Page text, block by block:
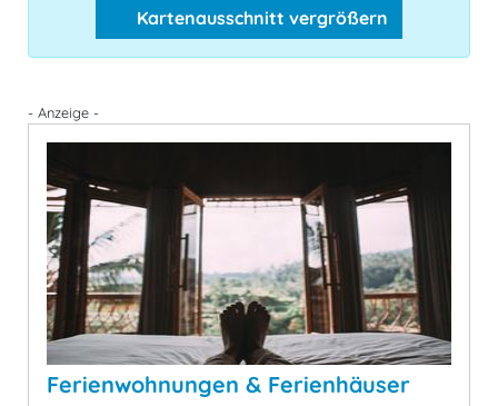
Kartenausschnitt vergrößern
- Anzeige -
Ferienwohnungen & Ferienhäuser